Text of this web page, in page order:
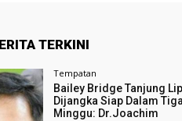
TERKINI
Tempatan
Bailey Bridge Tanjung
Dijangka Siap Dalam
Minggu: Dr.Joachim